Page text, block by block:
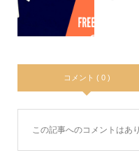
コメント ( 0 )
この記事へのコメントはあ